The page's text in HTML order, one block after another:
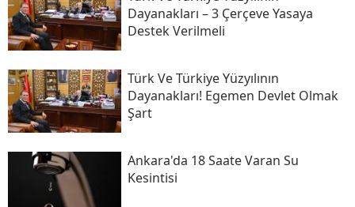
Dayanakları – 3 Çerçeve Yasaya
Destek Verilmeli
Türk Ve Türkiye Yüzyılının
Dayanakları! Egemen Devlet Olmak
Şart
Ankara'da 18 Saate Varan Su
Kesintisi